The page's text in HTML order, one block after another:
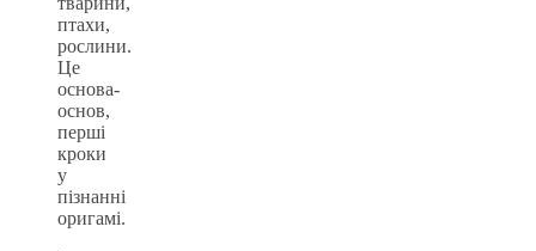
птахи,
рослини.
Це
основа-
основ,
перші
кроки
у
пізнанні
оригамі.